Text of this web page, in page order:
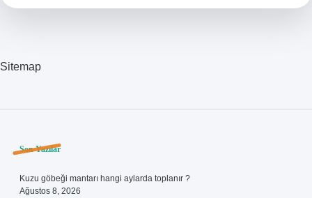
Sitemap
Sidebar
Son Yazılar
Kuzu göbeği mantarı hangi aylarda toplanır ?
Ağustos 8, 2026